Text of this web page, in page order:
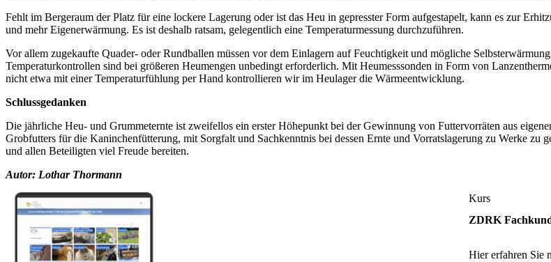
Fehlt im Bergeraum der Platz für eine lockere Lagerung oder ist das Heu in gepresster Form aufgestapelt, kann es zur
und mehr Eigenerwärmung. Es ist deshalb ratsam, gelegentlich eine Temperaturmessung durchzuführen.
Vor allem zugekaufte Quader- oder Rundballen müssen vor dem Einlagern auf Feuchtigkeit und mögliche
Temperaturkontrollen sind bei größeren Heumengen unbedingt erforderlich. Mit Heumesssonden in Form von
nicht etwa mit einer Temperaturfühlung per Hand kontrollieren wir im Heulager die Wärmeentwicklung.
Schlussgedanken
Die jährliche Heu- und Grummeternte ist zweifellos ein erster Höhepunkt bei der Gewinnung von Futtervorräten aus
Grobfutters für die Kaninchenfütterung, mit Sorgfalt und Sachkenntnis bei dessen Ernte und Vorratslagerung zu Werke zu
und allen Beteiligten viel Freude bereiten.
Autor: Lothar Thormann
Kurs
ZDRK
Hier erfahren Sie